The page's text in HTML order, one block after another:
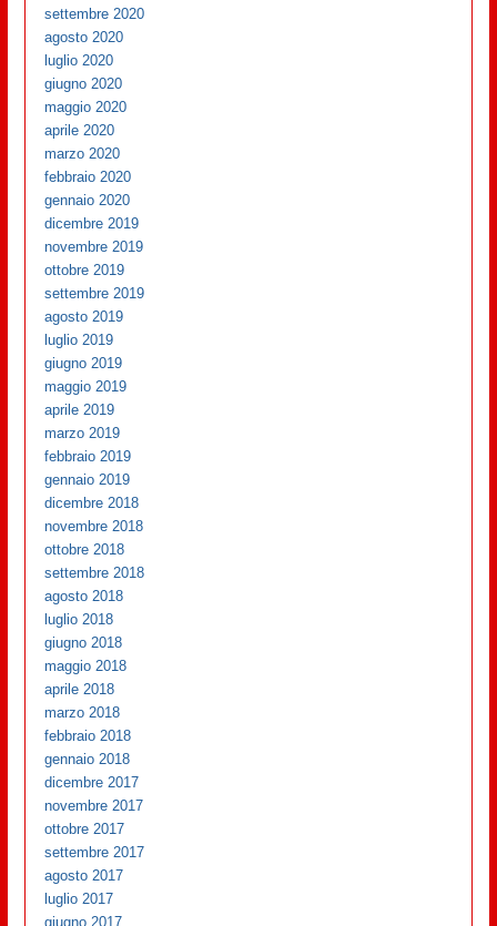
settembre 2020
agosto 2020
luglio 2020
giugno 2020
maggio 2020
aprile 2020
marzo 2020
febbraio 2020
gennaio 2020
dicembre 2019
novembre 2019
ottobre 2019
settembre 2019
agosto 2019
luglio 2019
giugno 2019
maggio 2019
aprile 2019
marzo 2019
febbraio 2019
gennaio 2019
dicembre 2018
novembre 2018
ottobre 2018
settembre 2018
agosto 2018
luglio 2018
giugno 2018
maggio 2018
aprile 2018
marzo 2018
febbraio 2018
gennaio 2018
dicembre 2017
novembre 2017
ottobre 2017
settembre 2017
agosto 2017
luglio 2017
giugno 2017